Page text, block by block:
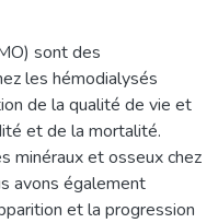
sont des
les hémodialysés
de la qualité de vie et
et de la mortalité.
minéraux et osseux chez
avons également
et la progression